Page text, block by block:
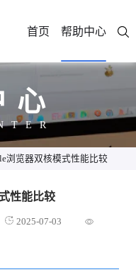
首页 帮助中心
心
浏览器双核模式性能比较
性能比较
2025-07-03